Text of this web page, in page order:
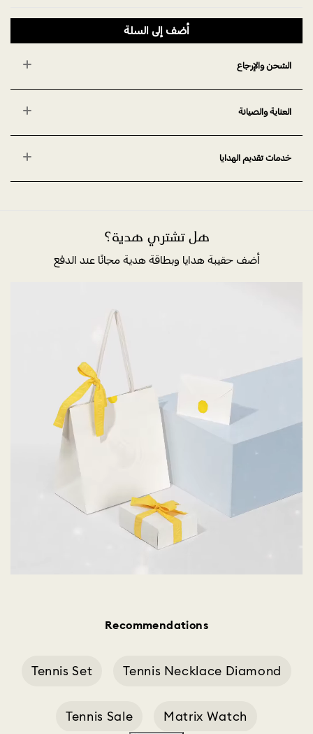
أضف إلى السلة
الشحن والإرجاع
العناية والصيانة
خدمات تقديم الهدايا
هل تشتري هدية؟
أضف حقيبة هدايا وبطاقة هدية مجانًا عند الدفع
Recommendations
Tennis Necklace Diamond
Tennis Set
Matrix Watch
Tennis Sale